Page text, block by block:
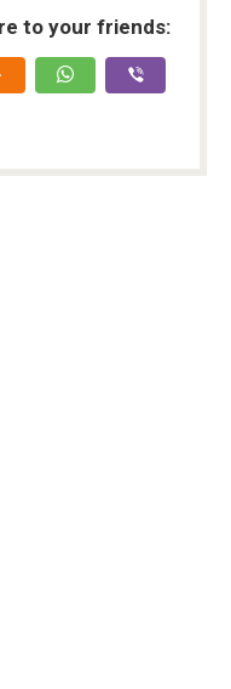
to your friends: